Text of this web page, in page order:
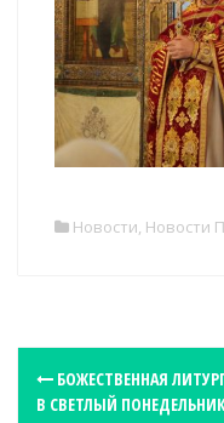
Новости, Новости
БОЖЕСТВЕННАЯ
В СВЕТЛЫЙ